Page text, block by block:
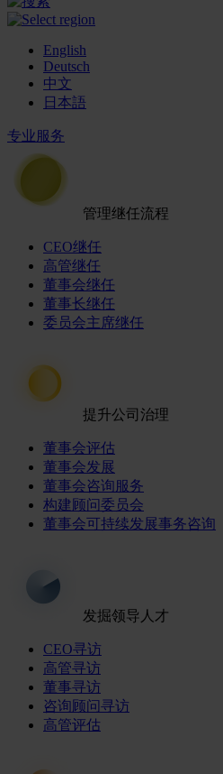
English
Deutsch
中文
日本語
专业服务
管理继任流程
CEO继任
高管继任
董事会继任
董事长继任
委员会主席继任
提升公司治理
董事会评估
董事会发展
董事会咨询服务
构建顾问委员会
董事会可持续发展事务咨询
发掘领导人才
CEO寻访
高管寻访
董事寻访
咨询顾问寻访
高管评估